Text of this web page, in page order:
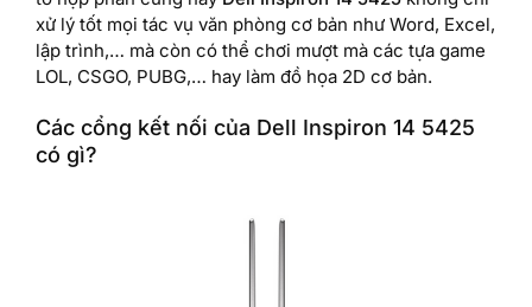
xử lý tốt mọi tác vụ văn phòng cơ bản như Word, Excel,
lập trình,… mà còn có thể chơi mượt mà các tựa game
LOL, CSGO, PUBG,… hay làm đồ họa 2D cơ bản.
Các cổng kết nối của Dell Inspiron 14 5425
có gì?